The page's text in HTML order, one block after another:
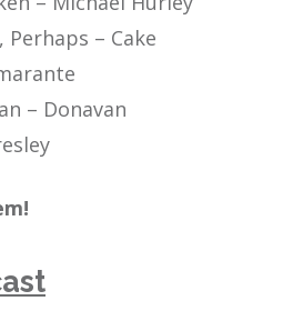
Perhaps – Cake
– Donavan